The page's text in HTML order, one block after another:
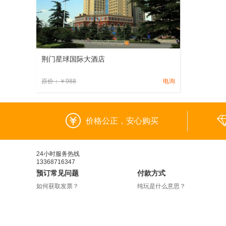
荆门星球国际大酒店
原价：￥988 电询
价格公正，安心购买
24小时服务热线
13368716347
预订常见问题
如何获取发票？
付款方式
纯玩是什么意思？